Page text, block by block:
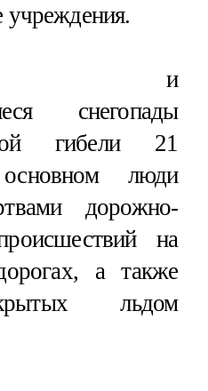
учреждения.
и
снегопады
гибели 21
люди
дорожно-
на
а также
льдом